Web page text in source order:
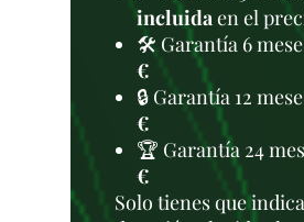
incluidaen el
🛠️ Garantía 6
€
🔒 Garantía 12
€
🏆 Garantía 24
€
Solo tienes que